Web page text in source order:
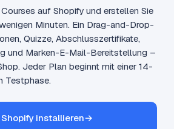
auf Shopify und erstellen Sie
Minuten. Ein Drag-and-Drop-
Quizze, Abschlusszertifikate,
und Marken-E-Mail-Bereitstellung –
Jeder Plan beginnt mit einer 14-
Testphase.
installieren→